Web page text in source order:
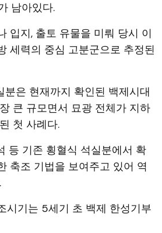
남아있다.
입지, 출토 유물을 미뤄 당시 이
세력의 중심 고분군으로 추정된
분은 현재까지 확인된 백제시대
큰 규모면서 묘광 전체가 지하
첫 사례다.
등 기존 횡혈식 석실분에서 확
축조 기법을 보여주고 있어 역
시기는 5세기 초 백제 한성기부